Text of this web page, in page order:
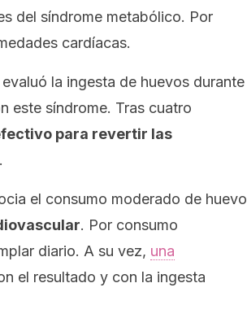
del síndrome metabólico. Por
cardíacas.
evaluó la ingesta de huevos durante
este síndrome. Tras cuatro
para revertir las
.
el consumo moderado de huevo
. Por consumo
diario. A su vez, una
el resultado y con la ingesta